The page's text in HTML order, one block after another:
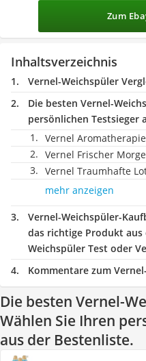
Zum
Inhaltsverzeichnis
Vernel-Weichspüler
Die besten Vernel-
persönlichen Testsieger
Vernel
Vernel Frischer
Vernel Traumhafte
mehr anzeigen
Vernel-Weichspüler-
das richtige Produkt aus
Weichspüler Test oder
Kommentare zum
Die besten Vernel-
Wählen Sie Ihren
aus der Bestenliste.